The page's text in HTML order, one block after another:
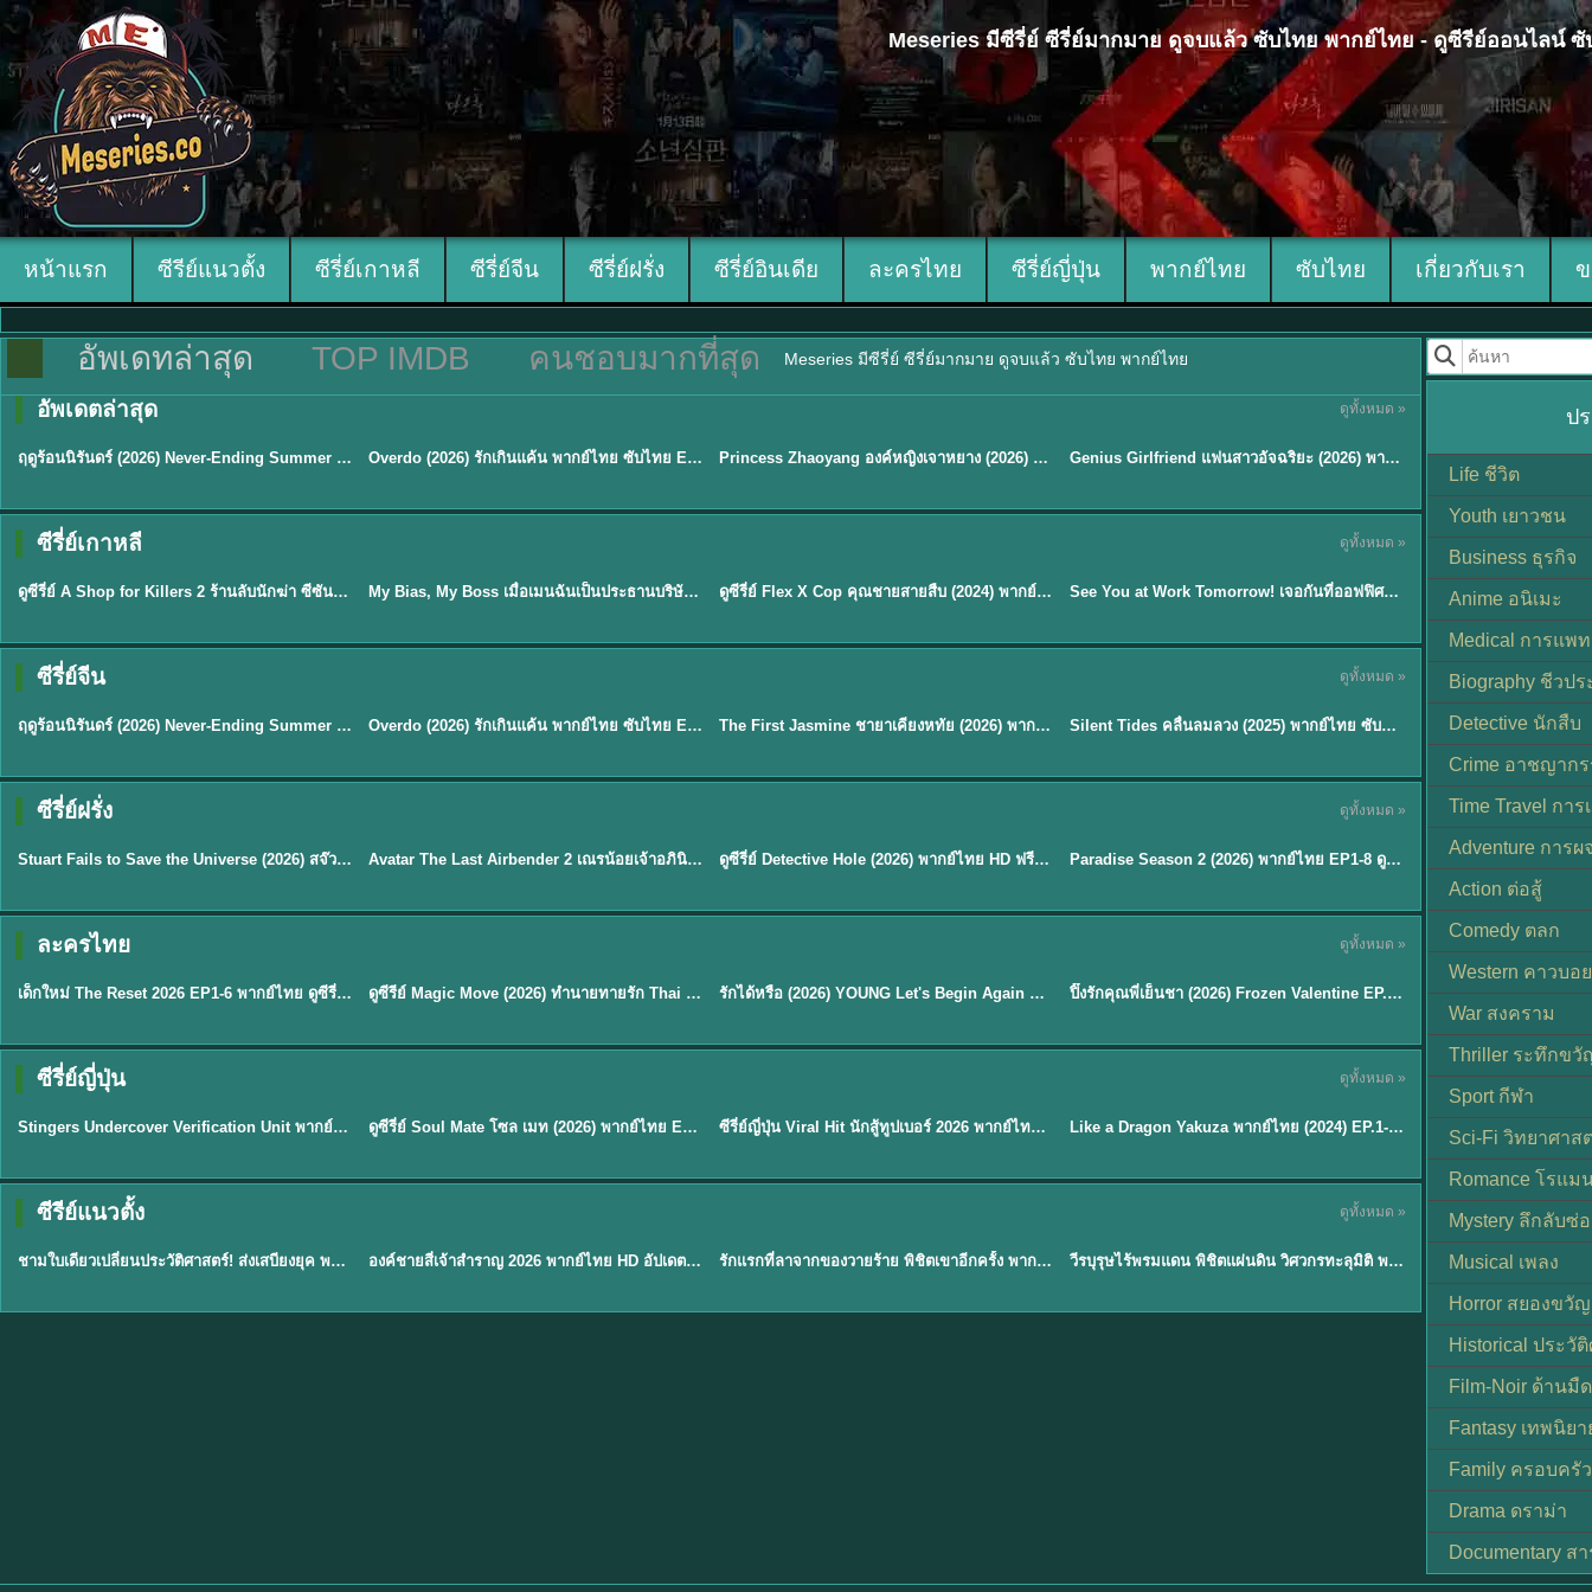
Meseries มีซีรี่ย์ ซีรี่ย์มากมาย ดูจบแล้ว ซับไทย พากย์ไทย - ดูซีรีย์ออนไลน์
หน้าแรก ซีรีย์แนวตั้ง ซีรี่ย์เกาหลี ซีรี่ย์จีน ซีรี่ย์ฝรั่ง ซีรี่ย์อินเดีย ละครไทย ซีรี่ย์ญี่ปุ่น พากย์ไทย ซับไทย เกี่ยวกับเรา
อัพเดทล่าสุด TOP IMDB คนชอบมากที่สุด Meseries มีซีรี่ย์ ซีรี่ย์มากมาย ดูจบแล้ว ซับไทย พากย์ไทย
อัพเดตล่าสุด ดูทั้งหมด »
★8.8
พากย์ไทย
ฤดูร้อนนิรันดร์ (2026) Never-Ending Summer พากย์ไทย EP.1-29 Overdo (2026) รักเกินแค้น พากย์ไทย ซับไทย EP1-33 (จบ) ★8 Princess Zhaoyang องค์หญิงเจาหยาง (2026) พากย์ไทย ซับไทย EP.1-18 ★9 Genius Girlfriend แฟนสาวอัจฉริยะ (2026) พากย์ไทย ซับไทย EP.1-28
ซีรี่ย์เกาหลี ดูทั้งหมด »
★8 EP.16
พากย์ไทย
ดูซีรี่ย์ A Shop for Killers 2 ร้านลับนักฆ่า ซีซัน 2 (2026) ซับไทย-พากย์ไทย My Bias, My Boss เมื่อเมนฉันเป็นประธานบริษัท (2026) พากย์ไทย ซับไทย EP.1-12 ★8 EP.16ดูซีรี่ย์ Flex X Cop คุณชายสายสืบ (2024) พากย์ไทย-ซับไทย EP.1-16 (จบ) ★9 EP.8See You at Work Tomorrow! เจอกันที่ออฟฟิศพรุ่งนี้นะ พากย์ไทย
ซีรี่ย์จีน ดูทั้งหมด »
★8.8
พากย์ไทย
ฤดูร้อนนิรันดร์ (2026) Never-Ending Summer พากย์ไทย EP.1-29 Overdo (2026) รักเกินแค้น พากย์ไทย ซับไทย EP1-33 (จบ) ★9.7 EP.40The First Jasmine ชายาเคียงหทัย (2026) พากย์ไทย EP.1-40 ★9.5 Silent Tides คลื่นลมลวง (2025) พากย์ไทย ซับไทย EP.1-31
ซีรี่ย์ฝรั่ง ดูทั้งหมด »
★8.8 EP.2
พากย์ไทย
Stuart Fails to Save the Universe (2026) สจ๊วตล่มแผนกู้จักรวาล พากย์ไทย EP1-10 ★7.8 EP.7Avatar The Last Airbender 2 เณรน้อยเจ้าอภินิหาร พากย์ไทย EP.9ดูซีรี่ย์ Detective Hole (2026) พากย์ไทย HD ฟรี อัปเดตล่าสุด Netflix EP.8Paradise Season 2 (2026) พากย์ไทย EP1-8 ดูซีรี่ย์ฝรั่ง HD ครบทุกตอน
ละครไทย ดูทั้งหมด »
★ 8 EP.6
พากย์ไทย
เด็กใหม่ The Reset 2026 EP1-6 พากย์ไทย ดูซีรี่ย์ Netflix ล่าสุด HD ดูซีรีย์ Magic Move (2026) ทำนายทายรัก Thai EP.1-10 HD รักได้หรือ (2026) YOUNG Let's Begin Again พากย์ไทย EP.1-19 ★8 ปิ๊งรักคุณพี่เย็นชา (2026) Frozen Valentine EP.1-10 (จบ)
ซีรี่ย์ญี่ปุ่น ดูทั้งหมด »
EP.11
พากย์ไทย
Stingers Undercover Verification Unit พากย์ไทย EP1-11 HD ฟรี ★8 EP.8ดูซีรี่ย์ Soul Mate โซล เมท (2026) พากย์ไทย EP.1-8 (จบ) ★7.9 EP.6ซีรี่ย์ญี่ปุ่น Viral Hit นักสู้ทูปเบอร์ 2026 พากย์ไทย EP.1-6 ★7 EP.6Like a Dragon Yakuza พากย์ไทย (2024) EP.1-6 (จบ)
ซีรีย์แนวตั้ง ดูทั้งหมด »
EP.1
พากย์ไทย
ชามใบเดียวเปลี่ยนประวัติศาสตร์! ส่งเสบียงยุค พากย์ไทย EP.1องค์ชายสี่เจ้าสำราญ 2026 พากย์ไทย HD อัปเดตล่าสุด ดูออนไลน์ EP.1รักแรกที่ลาจากของวายร้าย พิชิตเขาอีกครั้ง พากย์ไทย EP.1วีรบุรุษไร้พรมแดน พิชิตแผ่นดิน วิศวกรทะลุมิติ พลิกแผ่นดิน
ป
Life ชีวิต
Youth เยาวชน
Business ธุรกิจ
Anime อนิเมะ
Medical การแพ
Biography ชีวปร
Detective นักสืบ
Crime อาชญาก
Time Travel กา
Adventure การ
Action ต่อสู้
Comedy ตลก
Western คาวบอ
War สงคราม
Thriller ระทึกขวั
Sport กีฬา
Sci-Fi วิทยาศาส
Romance โรแม
Mystery ลึกลับซ่
Musical เพลง
Horror สยองขวัญ
Historical ประวั
Film-Noir ด้านมื
Fantasy เทพนิยา
Family ครอบครัว
Drama ดราม่า
Documentary ส